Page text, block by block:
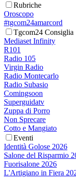
Rubriche
Oroscopo
#tgcom24amarcord
Tgcom24 Consiglia
Mediaset Infinity
R101
Radio 105
Virgin Radio
Radio Montecarlo
Radio Subasio
Comingsoon
Superguidatv
Zuppa di Porro
Non Sprecare
Cotto e Mangiato
Eventi
Identità Golose 2026
Salone del Risparmio
Fuorisalone 2026
L'Artigiano in Fiera